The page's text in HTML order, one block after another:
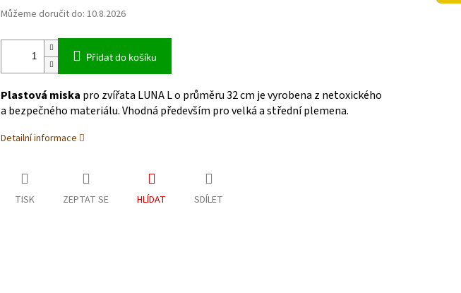
Můžeme doručit do: 10.8.2026
Přidat do košíku
Plastová miska pro zvířata LUNA L o průměru 32 cm je vyrobena z netoxického
a bezpečného materiálu. Vhodná především pro velká a střední plemena.
Detailní informace
TISK ZEPTAT SE HLÍDAT SDÍLET